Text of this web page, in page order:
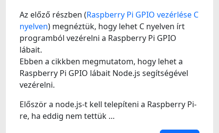
Az előző részben (Raspberry Pi GPIO vezérlése C
nyelven) megnéztük, hogy lehet C nyelven írt
programból vezérelni a Raspberry Pi GPIO
lábait.
Ebben a cikkben megmutatom, hogy lehet a
Raspberry Pi GPIO lábait Node.js segítségével
vezérelni.
Először a node.js-t kell telepíteni a Raspberry Pi-
re, ha eddig nem tettük …